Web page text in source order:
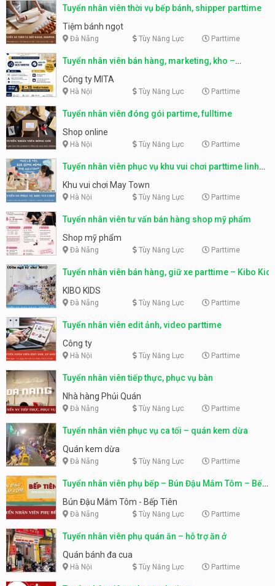
Tuyển nhân viên thời vụ bếp bánh, shipper parttime
Tiệm bánh ngọt
Đà Nẵng Tùy Năng Lực Parttime
Tuyển nhân viên bán hàng, marketing, kho –
parttime, fulltime
Công ty MITA
Hà Nội Tùy Năng Lực Parttime
Tuyển nhân viên đóng gói partime, fulltime
Shop online
Hà Nội Tùy Năng Lực Parttime
Tuyển nhân viên phục vụ khu vui chơi parttime linh
động
Khu vui chơi May Town
Hà Nội Tùy Năng Lực Parttime
Tuyển nhân viên tư vấn bán hàng shop mỹ phẩm
Shop mỹ phẩm
Đà Nẵng Tùy Năng Lực Parttime
Tuyển nhân viên bán hàng, giữ xe parttime – Kibo Kid
KIBO KIDS
Đà Nẵng Tùy Năng Lực Parttime
Tuyển nhân viên edit ảnh, video parttime
Công ty
Hà Nội Tùy Năng Lực Parttime
Tuyển nhân viên tiếp thực, phục vụ bàn
Nhà hàng Phủi Quán
Đà Nẵng Tùy Năng Lực Parttime
Tuyển nhân viên phục vụ ca tối – quán kem dừa
Quán kem dừa
Đà Nẵng Tùy Năng Lực Parttime
Tuyển nhân viên phụ bếp – Bún Đậu Mắm Tôm – Bếp
Tiên
Bún Đậu Mắm Tôm - Bếp Tiên
Đà Nẵng Tùy Năng Lực Parttime
Tuyển nhân viên phụ quán ăn – hỗ trợ ăn ở
Quán bánh đa cua
Hà Nội Tùy Năng Lực Parttime